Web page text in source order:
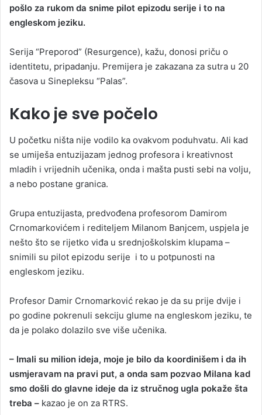
pošlo za rukom da snime pilot epizodu serije i to na
engleskom jeziku.
Serija “Preporod” (Resurgence), kažu, donosi priču o
identitetu, pripadanju. Premijera je zakazana za sutra u 20
časova u Sinepleksu “Palas”.
Kako je sve počelo
U početku ništa nije vodilo ka ovakvom poduhvatu. Ali kad
se umiješa entuzijazam jednog profesora i kreativnost
mladih i vrijednih učenika, onda i mašta pusti sebi na volju,
a nebo postane granica.
Grupa entuzijasta, predvođena profesorom Damirom
Crnomarkovićem i rediteljem Milanom Banjcem, uspjela je
nešto što se rijetko viđa u srednjoškolskim klupama –
snimili su pilot epizodu serije i to u potpunosti na
engleskom jeziku.
Profesor Damir Crnomarković rekao je da su prije dvije i
po godine pokrenuli sekciju glume na engleskom jeziku, te
da je polako dolazilo sve više učenika.
– Imali su milion ideja, moje je bilo da koordinišem i da ih
usmjeravam na pravi put, a onda sam pozvao Milana kad
smo došli do glavne ideje da iz stručnog ugla pokaže šta
treba – kazao je on za RTRS.